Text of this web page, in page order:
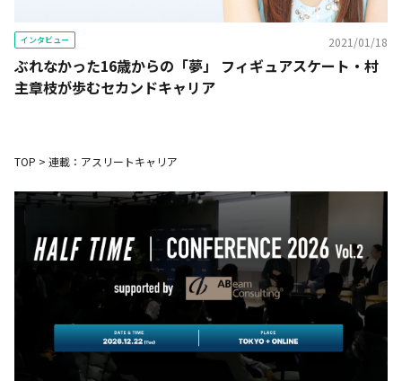
インタビュー 2021/01/18
ぶれなかった16歳からの「夢」 フィギュアスケート・村
主章枝が歩むセカンドキャリア
TOP > 連載：アスリートキャリア